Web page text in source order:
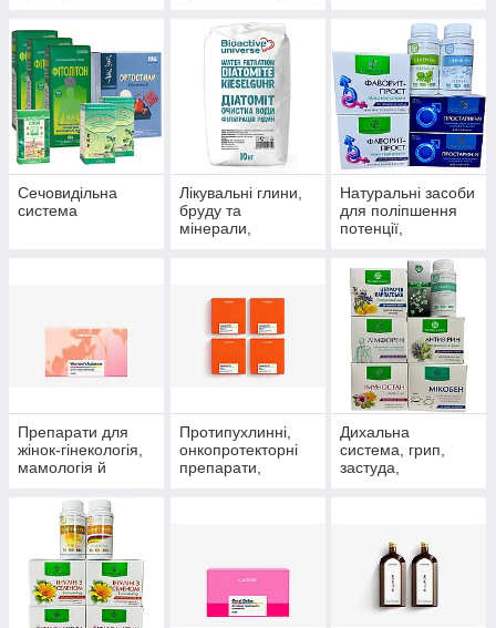
приміщень
Сечовидільна
система
Лікувальні глини,
бруду та
мінерали,
прийняття ванн.
Натуральні засоби
для поліпшення
потенції,
чоловічого
здоров'я
Препарати для
жінок-гінекологія,
мамологія й
Протипухлинні,
онкопротекторні
препарати,
Дихальна
система, грип,
застуда,